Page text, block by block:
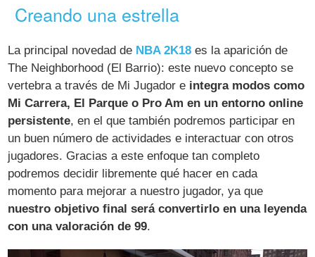
Creando una estrella
La principal novedad de NBA 2K18 es la aparición de
The Neighborhood (El Barrio): este nuevo concepto se
vertebra a través de Mi Jugador e integra modos como
Mi Carrera, El Parque o Pro Am en un entorno online
persistente, en el que también podremos participar en
un buen número de actividades e interactuar con otros
jugadores. Gracias a este enfoque tan completo
podremos decidir libremente qué hacer en cada
momento para mejorar a nuestro jugador, ya que
nuestro objetivo final será convertirlo en una leyenda
con una valoración de 99.